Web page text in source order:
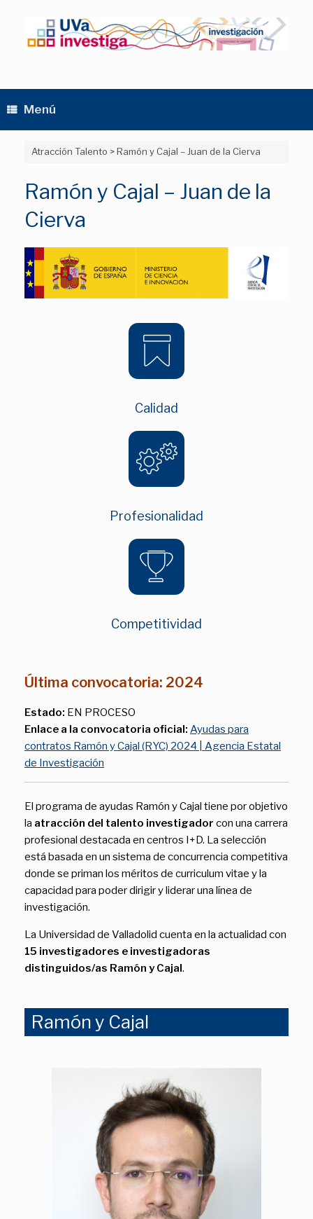
contenido
Menú
Atracción Talento >Ramón y Cajal – Juan de la Cierva
Ramón y Cajal – Juan de la
Cierva
Calidad
Profesionalidad
Competitividad
Última convocatoria: 2024
Estado: EN PROCESO
Enlace a la convocatoria oficial: Ayudas para
contratos Ramón y Cajal (RYC) 2024 | Agencia Estatal
de Investigación
El programa de ayudas Ramón y Cajal tiene por objetivo
la atracción del talento investigador con una carrera
profesional destacada en centros I+D. La selección
está basada en un sistema de concurrencia competitiva
donde se priman los méritos de curriculum vitae y la
capacidad para poder dirigir y liderar una línea de
investigación.
La Universidad de Valladolid cuenta en la actualidad con
15 investigadores e investigadoras
distinguidos/as Ramón y Cajal.
Ramón y Cajal